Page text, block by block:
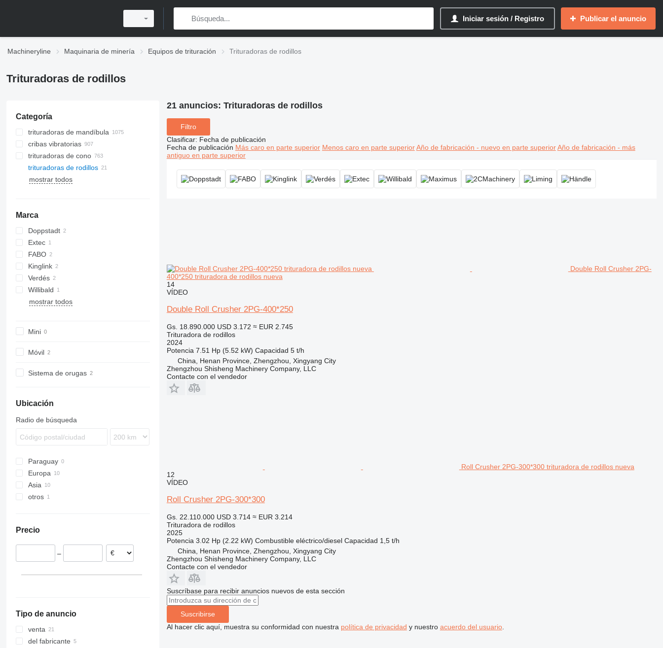
Iniciar sesión / Registro Publicar el anuncio
Machineryline Maquinaria de minería Equipos de trituración Trituradoras de rodillos
Trituradoras de rodillos
Categoría
trituradoras de mandíbula
cribas vibratorias
trituradoras de cono
trituradoras de impacto de eje
trituradoras de impacto de eje
molinos de bolas
molinos de micropolvo
otros máquinas para moler
trituradoras de rodillos
mostrar todos
Marca
Doppstadt
Extec
FABO
FTV
Kinglink
KL
512
Verdés
Willibald
SR
mostrar todos
Mini
Móvil
Sistema de orugas
Ubicación
Radio de búsqueda
Paraguay
Europa
Asia
otros
Precio
–
Tipo de anuncio
venta
del fabricante
21 anuncios: Trituradoras de rodillos
Filtro
Clasificar: Fecha de publicación
Fecha de publicación Más caro en parte superior Menos caro en parte superior Año de fabricación - nuevo en parte superior Año de fabricación - más
antiguo en parte superior
Double Roll Crusher 2PG-
400*250 trituradora de rodillos nueva
14
VÍDEO
Double Roll Crusher 2PG-400*250
Gs. 18.890.000 USD 3.172 ≈ EUR 2.745
Trituradora de rodillos
2024
Potencia 7.51 Hp (5.52 kW) Capacidad 5 t/h
China, Henan Province, Zhengzhou, Xingyang City
Zhengzhou Shisheng Machinery Company, LLC
Contacte con el vendedor
Roll Crusher 2PG-300*300 trituradora de rodillos nueva
12
VÍDEO
Roll Crusher 2PG-300*300
Gs. 22.110.000 USD 3.714 ≈ EUR 3.214
Trituradora de rodillos
2025
Potencia 3.02 Hp (2.22 kW) Combustible eléctrico/diesel Capacidad 1,5 t/h
China, Henan Province, Zhengzhou, Xingyang City
Zhengzhou Shisheng Machinery Company, LLC
Contacte con el vendedor
Suscríbase para recibir anuncios nuevos de esta sección
Suscribirse
Al hacer clic aquí, muestra su conformidad con nuestra política de privacidad y nuestro acuerdo del usuario.